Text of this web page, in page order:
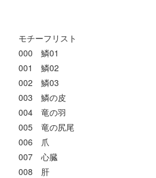
モチーフリスト
000 鱗01
001 鱗02
002 鱗03
003 鱗の皮
004 竜の羽
005 竜の尻尾
006 爪
007 心臓
008 肝